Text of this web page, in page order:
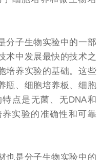
子生物实验中的一部
术中发展最快的技术之
培养实验的基础。这些
瓶、细胞培养板、细胞
点是无菌、无DNA和
实验的准确性和可靠
是分子生物实验中的